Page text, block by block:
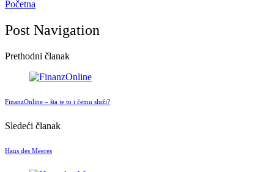
Početna
Post Navigation
Prethodni članak
FinanzOnline – šta je to i čemu služi?
Sledeći članak
Haus des Meeres